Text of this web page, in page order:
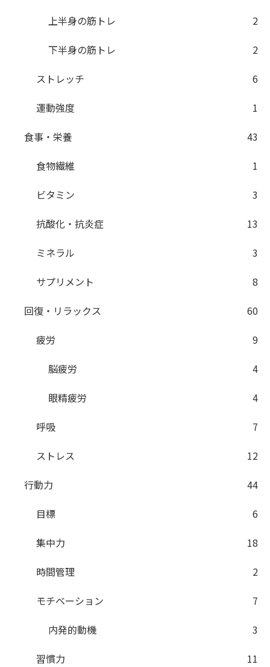
上半身の筋トレ
2
下半身の筋トレ
2
ストレッチ
6
運動強度
1
食事・栄養
43
食物繊維
1
ビタミン
3
抗酸化・抗炎症
13
ミネラル
3
サプリメント
8
回復・リラックス
60
疲労
9
脳疲労
4
眼精疲労
4
呼吸
7
ストレス
12
行動力
44
目標
6
集中力
18
時間管理
2
モチベーション
7
内発的動機
3
習慣力
11